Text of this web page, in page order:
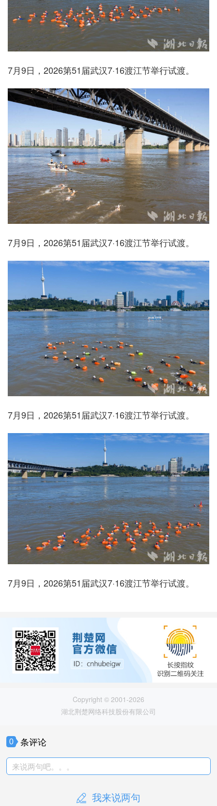
7月9日，2026第51届武汉7·16渡江节举行试渡。
7月9日，2026第51届武汉7·16渡江节举行试渡。
7月9日，2026第51届武汉7·16渡江节举行试渡。
7月9日，2026第51届武汉7·16渡江节举行试渡。
Copyright © 2001-2026
湖北荆楚网络科技股份有限公司
0 条评论
来说两句吧。。。
我来说两句